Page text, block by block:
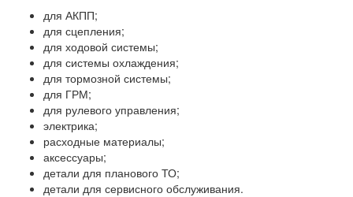
для АКПП;
для сцепления;
для ходовой системы;
для системы охлаждения;
для тормозной системы;
для ГРМ;
для рулевого управления;
электрика;
расходные материалы;
аксессуары;
детали для планового ТО;
детали для сервисного обслуживания.